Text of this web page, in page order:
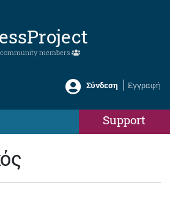
community members
Σύνδεση Εγγραφή
Support